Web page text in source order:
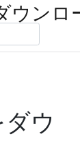
ウンロ
ウ